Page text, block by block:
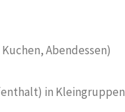
Abendessen)
in Kleingruppen